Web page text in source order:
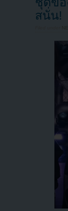
สนั่น!